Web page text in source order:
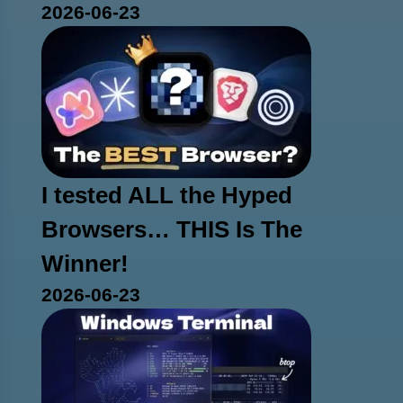
2026-06-23
I tested ALL the Hyped
Browsers… THIS Is The
Winner!
2026-06-23